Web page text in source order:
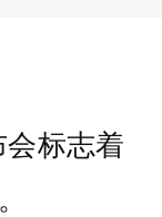
会标志着